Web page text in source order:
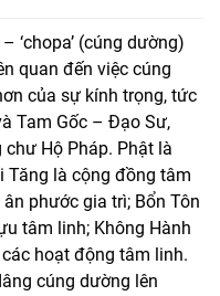
‘chopa’ (cúng dường)
quan đến việc cúng
của sự kính trọng, tức
Tam Gốc – Đạo Sư,
chư Hộ Pháp. Phật là
Tăng là cộng đồng tâm
phước gia trì; Bổn Tôn
tâm linh; Không Hành
hoạt động tâm linh.
cúng dường lên